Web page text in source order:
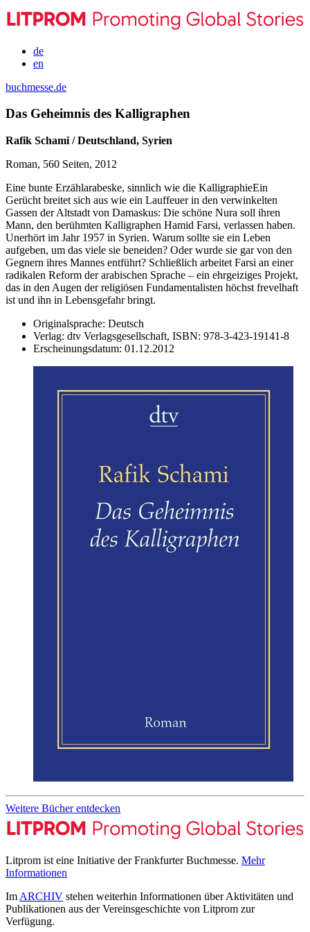
de
en
buchmesse.de
Das Geheimnis des Kalligraphen
Rafik Schami / Deutschland, Syrien
Roman, 560 Seiten, 2012
Eine bunte Erzählarabeske, sinnlich wie die KalligraphieEin
Gerücht breitet sich aus wie ein Lauffeuer in den verwinkelten
Gassen der Altstadt von Damaskus: Die schöne Nura soll ihren
Mann, den berühmten Kalligraphen Hamid Farsi, verlassen haben.
Unerhört im Jahr 1957 in Syrien. Warum sollte sie ein Leben
aufgeben, um das viele sie beneiden? Oder wurde sie gar von den
Gegnern ihres Mannes entführt? Schließlich arbeitet Farsi an einer
radikalen Reform der arabischen Sprache – ein ehrgeiziges Projekt,
das in den Augen der religiösen Fundamentalisten höchst frevelhaft
ist und ihn in Lebensgefahr bringt.
Originalsprache: Deutsch
Verlag: dtv Verlagsgesellschaft, ISBN: 978-3-423-19141-8
Erscheinungsdatum: 01.12.2012
Weitere Bücher entdecken
Litprom ist eine Initiative der Frankfurter Buchmesse. Mehr
Informationen
Im ARCHIV stehen weiterhin Informationen über Aktivitäten und
Publikationen aus der Vereinsgeschichte von Litprom zur
Verfügung.